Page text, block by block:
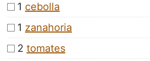
1 cebolla
1 zanahoria
2 tomates